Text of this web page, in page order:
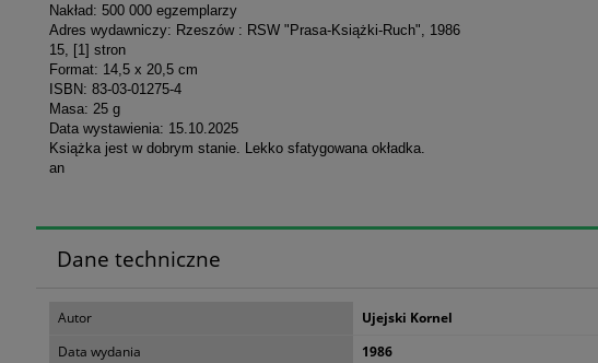
Nakład: 500 000 egzemplarzy
Adres wydawniczy: Rzeszów : RSW "Prasa-Książki-Ruch", 1986
15, [1] stron
Format: 14,5 x 20,5 cm
ISBN: 83-03-01275-4
Masa: 25 g
Data wystawienia: 15.10.2025
Książka jest w dobrym stanie. Lekko sfatygowana okładka.
an
Dane techniczne
Autor
Ujejski Kornel
Data wydania
1986